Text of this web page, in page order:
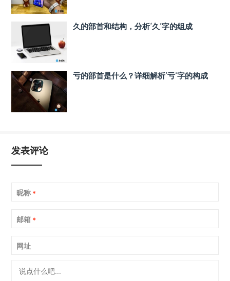
久的部首和结构，分析‘久’字的组成
亏的部首是什么？详细解析‘亏’字的构成
发表评论
昵称 *
邮箱 *
网址